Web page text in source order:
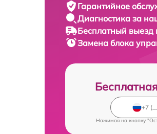
Гарантийное
Диагностика за
Бесплатный выезд
Замена блока
Нажимая на кнопку